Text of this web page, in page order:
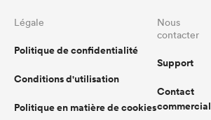
Légale
Politique de confidentialité
Conditions d'utilisation
Politique en matière de cookies
Nous
contacter
Support
Contact
commercial